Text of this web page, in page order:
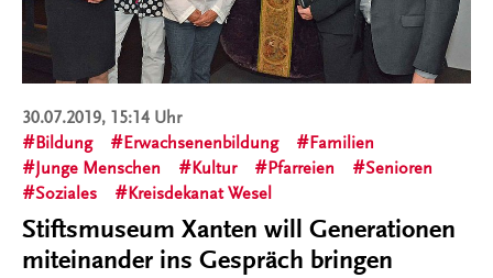
30.07.2019, 15:14 Uhr
Bildung
Erwachsenenbildung
Familien
Junge Menschen
Kultur Pfarreien
Senioren
Soziales
Kreisdekanat Wesel
Stiftsmuseum Xanten will Generationen
miteinander ins Gespräch bringen